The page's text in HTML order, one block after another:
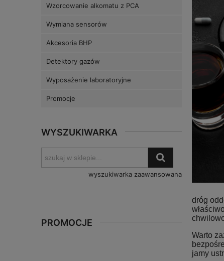
Wzorcowanie alkomatu z PCA
Wymiana sensorów
Akcesoria BHP
Detektory gazów
Wyposażenie laboratoryjne
Promocje
WYSZUKIWARKA
wyszukiwarka zaawansowana
PROMOCJE
dróg
Warto
jamy